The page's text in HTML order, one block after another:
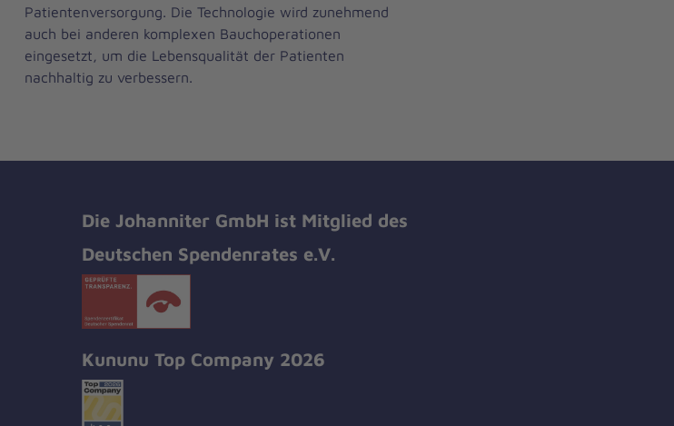
Patientenversorgung. Die Technologie wird zunehmend
auch bei anderen komplexen Bauchoperationen
eingesetzt, um die Lebensqualität der Patienten
nachhaltig zu verbessern.
Die Johanniter GmbH ist Mitglied des
Deutschen Spendenrates e.V.
Kununu Top Company 2026